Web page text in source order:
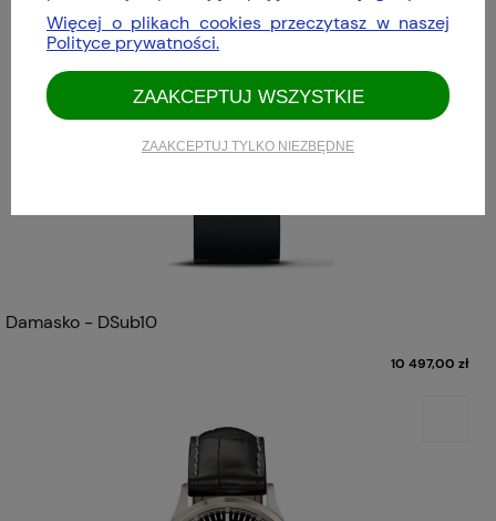
Damasko - DSub10
10 497,00 zł
Więcej o plikach cookies przeczytasz w naszej
Polityce prywatności.
ZAAKCEPTUJ TYLKO NIEZBĘDNE
ZAAKCEPTUJ WSZYSTKIE